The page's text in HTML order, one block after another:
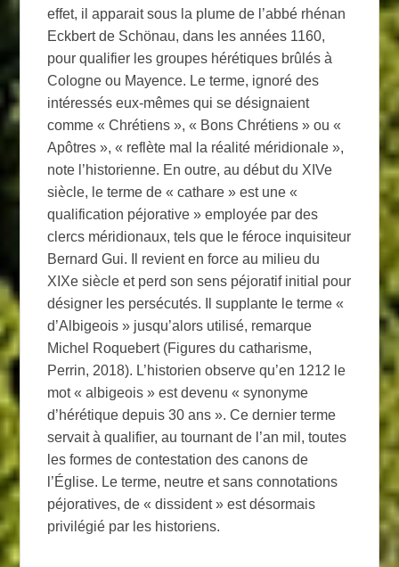
effet, il apparait sous la plume de l’abbé rhénan
Eckbert de Schönau, dans les années 1160,
pour qualifier les groupes hérétiques brûlés à
Cologne ou Mayence. Le terme, ignoré des
intéressés eux-mêmes qui se désignaient
comme « Chrétiens », « Bons Chrétiens » ou «
Apôtres », « reflète mal la réalité méridionale »,
note l’historienne. En outre, au début du XIVe
siècle, le terme de « cathare » est une «
qualification péjorative » employée par des
clercs méridionaux, tels que le féroce inquisiteur
Bernard Gui. Il revient en force au milieu du
XIXe siècle et perd son sens péjoratif initial pour
désigner les persécutés. Il supplante le terme «
d’Albigeois » jusqu’alors utilisé, remarque
Michel Roquebert (Figures du catharisme,
Perrin, 2018). L’historien observe qu’en 1212 le
mot « albigeois » est devenu « synonyme
d’hérétique depuis 30 ans ». Ce dernier terme
servait à qualifier, au tournant de l’an mil, toutes
les formes de contestation des canons de
l’Église. Le terme, neutre et sans connotations
péjoratives, de « dissident » est désormais
privilégié par les historiens.